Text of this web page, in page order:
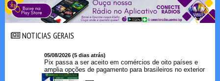
NOTICIAS GERAIS
05/08/2026 (5 dias atrás)
Pix passa a ser aceito em comércios de oito países e
amplia opções de pagamento para brasileiros no exterior